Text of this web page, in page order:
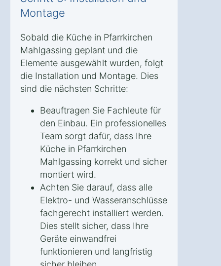
Montage
Sobald die Küche in Pfarrkirchen
Mahlgassing geplant und die
Elemente ausgewählt wurden, folgt
die Installation und Montage. Dies
sind die nächsten Schritte:
Beauftragen Sie Fachleute für
den Einbau. Ein professionelles
Team sorgt dafür, dass Ihre
Küche in Pfarrkirchen
Mahlgassing korrekt und sicher
montiert wird.
Achten Sie darauf, dass alle
Elektro- und Wasseranschlüsse
fachgerecht installiert werden.
Dies stellt sicher, dass Ihre
Geräte einwandfrei
funktionieren und langfristig